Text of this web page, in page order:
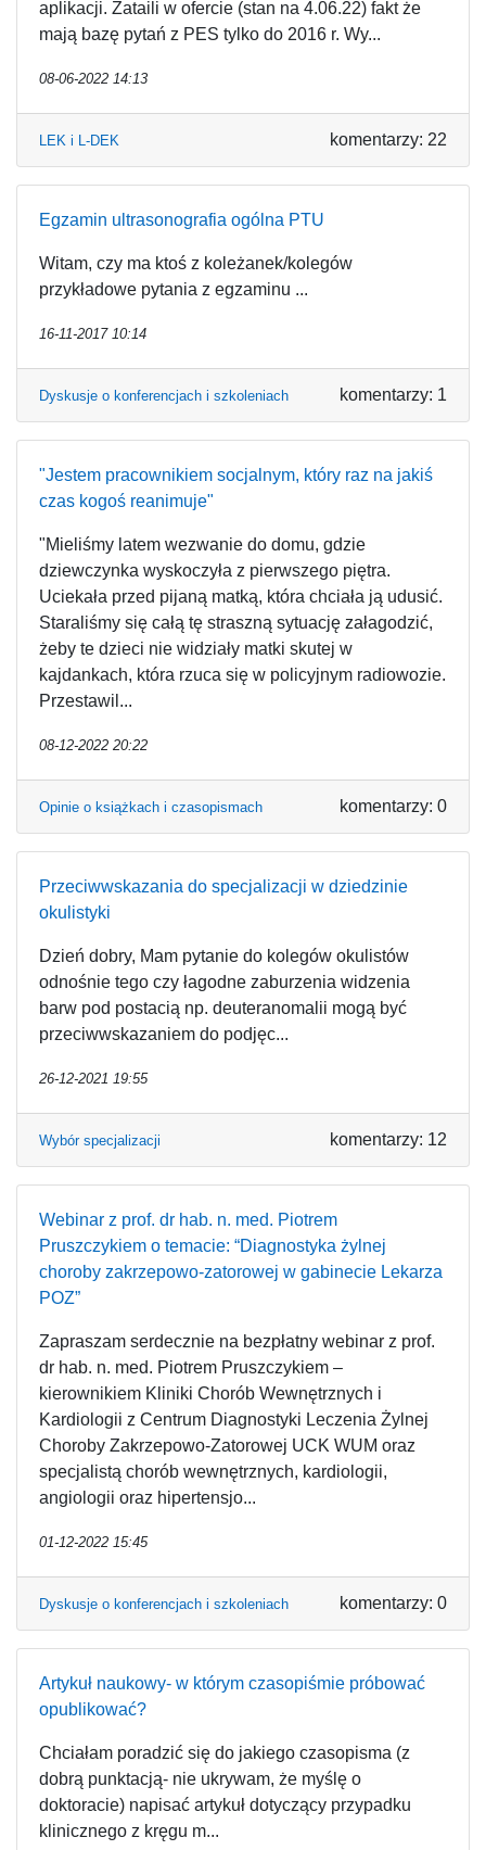
aplikacji. Zataili w ofercie (stan na 4.06.22) fakt że
mają bazę pytań z PES tylko do 2016 r. Wy...
08-06-2022 14:13
LEK i L-DEK komentarzy: 22
Egzamin ultrasonografia ogólna PTU
Witam, czy ma ktoś z koleżanek/kolegów
przykładowe pytania z egzaminu ...
16-11-2017 10:14
Dyskusje o konferencjach i szkoleniach komentarzy: 1
"Jestem pracownikiem socjalnym, który raz na jakiś
czas kogoś reanimuje"
"Mieliśmy latem wezwanie do domu, gdzie
dziewczynka wyskoczyła z pierwszego piętra.
Uciekała przed pijaną matką, która chciała ją udusić.
Staraliśmy się całą tę straszną sytuację załagodzić,
żeby te dzieci nie widziały matki skutej w
kajdankach, która rzuca się w policyjnym radiowozie.
Przestawil...
08-12-2022 20:22
Opinie o książkach i czasopismach komentarzy: 0
Przeciwwskazania do specjalizacji w dziedzinie
okulistyki
Dzień dobry, Mam pytanie do kolegów okulistów
odnośnie tego czy łagodne zaburzenia widzenia
barw pod postacią np. deuteranomalii mogą być
przeciwwskazaniem do podjęc...
26-12-2021 19:55
Wybór specjalizacji komentarzy: 12
Webinar z prof. dr hab. n. med. Piotrem
Pruszczykiem o temacie: “Diagnostyka żylnej
choroby zakrzepowo-zatorowej w gabinecie Lekarza
POZ”
Zapraszam serdecznie na bezpłatny webinar z prof.
dr hab. n. med. Piotrem Pruszczykiem –
kierownikiem Kliniki Chorób Wewnętrznych i
Kardiologii z Centrum Diagnostyki Leczenia Żylnej
Choroby Zakrzepowo-Zatorowej UCK WUM oraz
specjalistą chorób wewnętrznych, kardiologii,
angiologii oraz hipertensjo...
01-12-2022 15:45
Dyskusje o konferencjach i szkoleniach komentarzy: 0
Artykuł naukowy- w którym czasopiśmie próbować
opublikować?
Chciałam poradzić się do jakiego czasopisma (z
dobrą punktacją- nie ukrywam, że myślę o
doktoracie) napisać artykuł dotyczący przypadku
klinicznego z kręgu m...